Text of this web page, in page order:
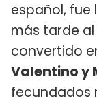
español, fue
más tarde
convertido
Valentino y
fecundados